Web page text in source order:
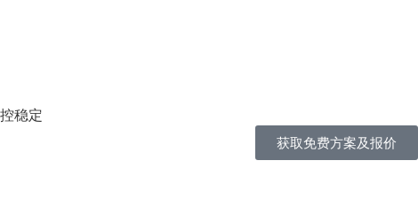
稳定
获取免费方案及报价